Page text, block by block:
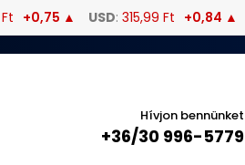
+0,75 ▲ USD: 315,99 Ft +0,84 ▲
Hívjon bennünket
+36/30 996-5779